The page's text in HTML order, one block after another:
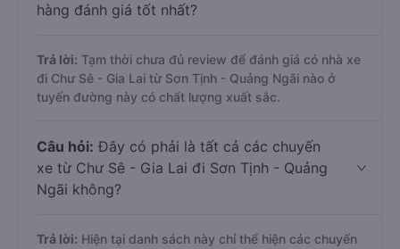
hàng đánh giá tốt nhất?
Trả lời: Tạm thời chưa đủ review để đánh giá có nhà xe
đi Chư Sê - Gia Lai từ Sơn Tịnh - Quảng Ngãi nào ở
tuyến đường này có chất lượng xuất sắc.
Câu hỏi: Đây có phải là tất cả các chuyến
xe từ Chư Sê - Gia Lai đi Sơn Tịnh - Quảng
Ngãi không?
Trả lời: Hiện tại danh sách này chỉ thể hiện các chuyến